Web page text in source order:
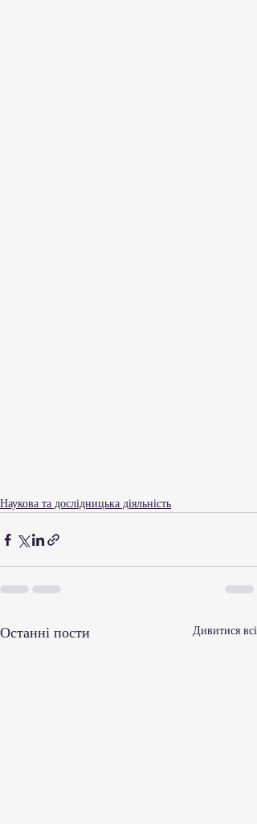
Наукова та дослідницька діяльність
Останні пости Дивитися всі